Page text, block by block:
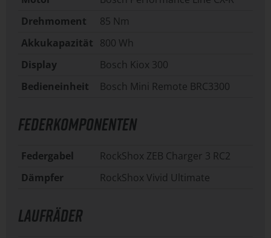
Drehmoment
85 Nm
Akkukapazität 800 Wh
Display
Bosch Kiox 300
Bedieneinheit
Bosch Mini Remote BRC3300
FEDERKOMPONENTEN
Federgabel
RockShox ZEB Charger 3 RC2
Dämpfer
RockShox Vivid Ultimate
LAUFRÄDER